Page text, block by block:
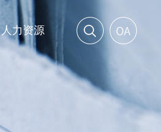
人力资源